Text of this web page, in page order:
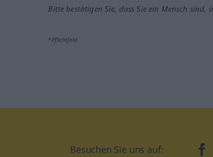
Bitte bestätigen Sie, dass Sie ein Mensch sind,
*Pflichtfeld
Besuchen Sie uns auf: